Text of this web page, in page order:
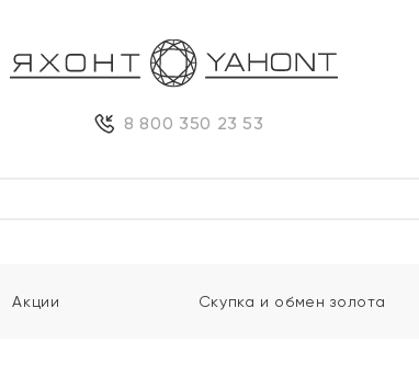
8 800 350 23 53
Акции Скупка и обмен золота